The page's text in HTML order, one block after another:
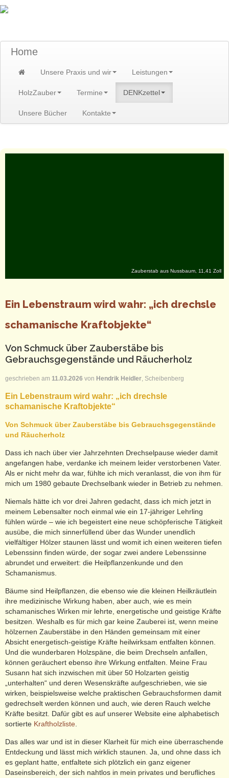
Home
Unsere Praxis und wir Leistungen
HolzZauber Termine DENKzettel
Unsere Bücher Kontakte
Zauberstab aus Nussbaum, 11,41 Zoll
Ein Lebenstraum wird wahr: „ich drechsle
schamanische Kraftobjekte“
Von Schmuck über Zauberstäbe bis
Gebrauchsgegenstände und Räucherholz
geschrieben am 11.03.2026 von Hendrik Heidler, Scheibenberg
Ein Lebenstraum wird wahr: „ich drechsle
schamanische Kraftobjekte“
Von Schmuck über Zauberstäbe bis Gebrauchsgegenstände
und Räucherholz
Dass ich nach über vier Jahrzehnten Drechselpause wieder damit
angefangen habe, verdanke ich meinem leider verstorbenen Vater.
Als er nicht mehr da war, fühlte ich mich veranlasst, die von ihm für
mich um 1980 gebaute Drechselbank wieder in Betrieb zu nehmen.
Niemals hätte ich vor drei Jahren gedacht, dass ich mich jetzt in
meinem Lebensalter noch einmal wie ein 17-jähriger Lehrling
fühlen würde – wie ich begeistert eine neue schöpferische Tätigkeit
ausübe, die mich sinnerfüllend über das Wunder unendlich
vielfältiger Hölzer staunen lässt und womit ich einen weiteren tiefen
Lebenssinn finden würde, der sogar zwei andere Lebenssinne
abrundet und erweitert: die Heilpflanzenkunde und den
Schamanismus.
Bäume sind Heilpflanzen, die ebenso wie die kleinen Heilkräutlein
ihre medizinische Wirkung haben, aber auch, wie es mein
schamanisches Wirken mir lehrte, energetische und geistige Kräfte
besitzen. Weshalb es für mich gar keine Zauberei ist, wenn meine
hölzernen Zauberstäbe in den Händen gemeinsam mit einer
Absicht energetisch-geistige Kräfte heilwirksam entfalten können.
Und die wunderbaren Holzspäne, die beim Drechseln anfallen,
können geräuchert ebenso ihre Wirkung entfalten. Meine Frau
Susann hat sich inzwischen mit über 50 Holzarten geistig
„unterhalten“ und deren Wesenskräfte aufgeschrieben, wie sie
wirken, beispielsweise welche praktischen Gebrauchsformen damit
gedrechselt werden können und auch, wie deren Rauch welche
Kräfte besitzt. Dafür gibt es auf unserer Website eine alphabetisch
sortierte Kraftholzliste
Das alles war und ist in dieser Klarheit für mich eine überraschende
Entdeckung und lässt mich wirklich staunen. Ja, und ohne dass ich
es geplant hatte, entfaltete sich plötzlich ein ganz eigener
Daseinsbereich, der sich nahtlos in mein privates und berufliches